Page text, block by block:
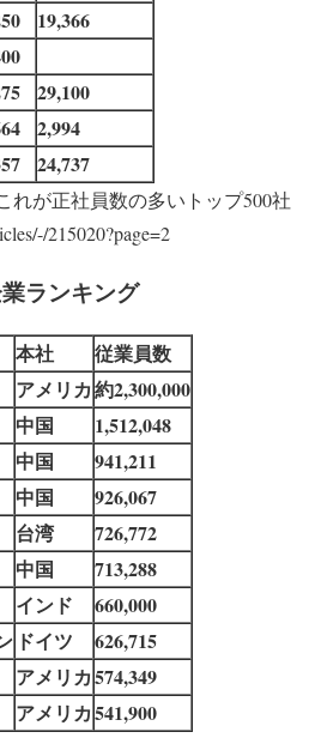
19,366
29,100
2,994
24,737
れが正社員数の多いトップ500社
215020?page=2
ランキング
本社
従業員数
アメリカ約2,300,000
中国
1,512,048
中国
941,211
中国
926,067
台湾
726,772
中国
713,288
インド
660,000
ドイツ
626,715
アメリカ574,349
アメリカ541,900